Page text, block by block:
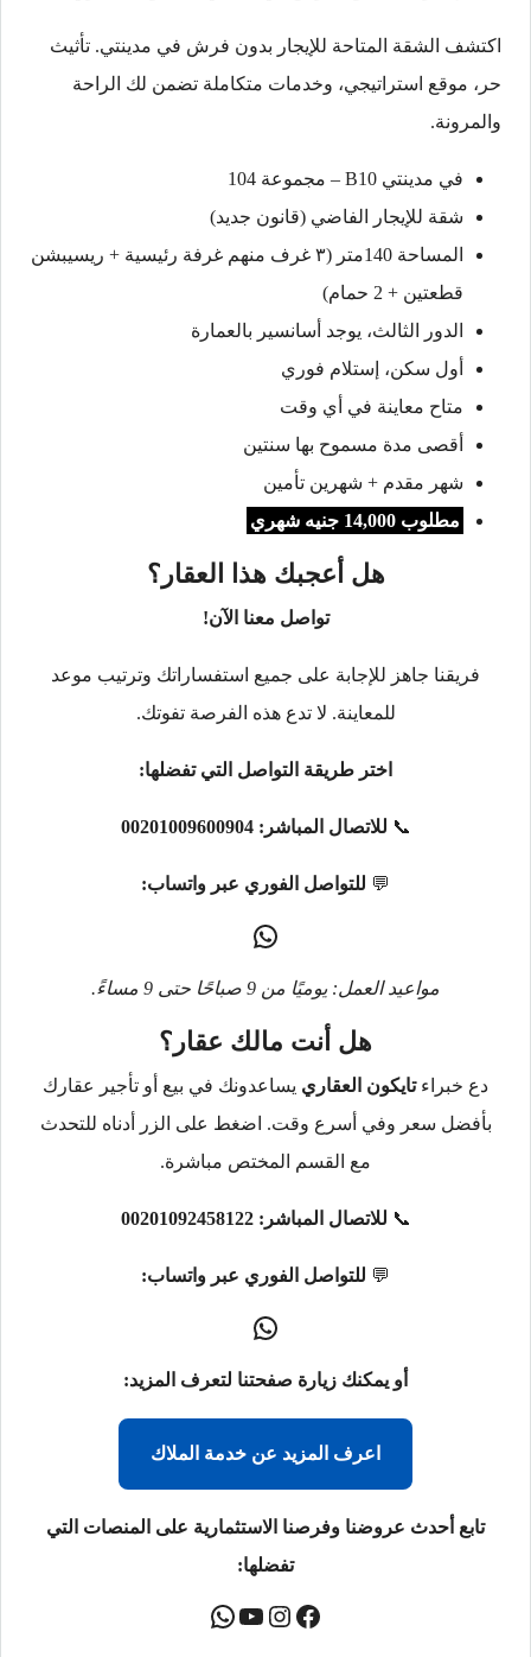
اكتشف الشقة المتاحة للإيجار بدون فرش في مدينتي. تأثيث
حر، موقع استراتيجي، وخدمات متكاملة تضمن لك الراحة
والمرونة.
في مدينتي B10 – مجموعة 104
شقة للإيجار الفاضي (قانون جديد)
المساحة 140متر (٣ غرف منهم غرفة رئيسية + ريسيبشن
قطعتين + 2 حمام)
الدور الثالث، يوجد أسانسير بالعمارة
أول سكن، إستلام فوري
متاح معاينة في أي وقت
أقصى مدة مسموح بها سنتين
شهر مقدم + شهرين تأمين
مطلوب 14,000 جنيه شهري
هل أعجبك هذا العقار؟
تواصل معنا الآن!
فريقنا جاهز للإجابة على جميع استفساراتك وترتيب موعد
للمعاينة. لا تدع هذه الفرصة تفوتك.
اختر طريقة التواصل التي تفضلها:
📞 للاتصال المباشر: 00201009600904
💬 للتواصل الفوري عبر واتساب:
مواعيد العمل: يوميًا من 9 صباحًا حتى 9 مساءً.
هل أنت مالك عقار؟
دع خبراءتايكون العقاري يساعدونك في بيع أو تأجير عقارك
بأفضل سعر وفي أسرع وقت. اضغط على الزر أدناه للتحدث
مع القسم المختص مباشرة.
📞 للاتصال المباشر: 00201092458122
💬 للتواصل الفوري عبر واتساب:
أو يمكنك زيارة صفحتنا لتعرف المزيد:
اعرف المزيد عن خدمة الملاك
تابع أحدث عروضنا وفرصنا الاستثمارية على المنصات التي
تفضلها: